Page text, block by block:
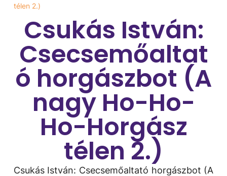
télen 2.)
Csukás István:
Csecsemőaltat
ó ​horgászbot (A
nagy Ho-Ho-
Ho-Horgász
télen 2.)
Csukás István: Csecsemőaltató ​horgászbot (A